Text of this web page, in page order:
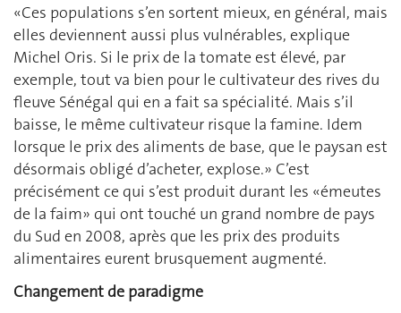
«Ces populations s’en sortent mieux, en général, mais
elles deviennent aussi plus vulnérables, explique
Michel Oris. Si le prix de la tomate est élevé, par
exemple, tout va bien pour le cultivateur des rives du
fleuve Sénégal qui en a fait sa spécialité. Mais s’il
baisse, le même cultivateur risque la famine. Idem
lorsque le prix des aliments de base, que le paysan est
désormais obligé d’acheter, explose.» C’est
précisément ce qui s’est produit durant les «émeutes
de la faim» qui ont touché un grand nombre de pays
du Sud en 2008, après que les prix des produits
alimentaires eurent brusquement augmenté.
Changement de paradigme